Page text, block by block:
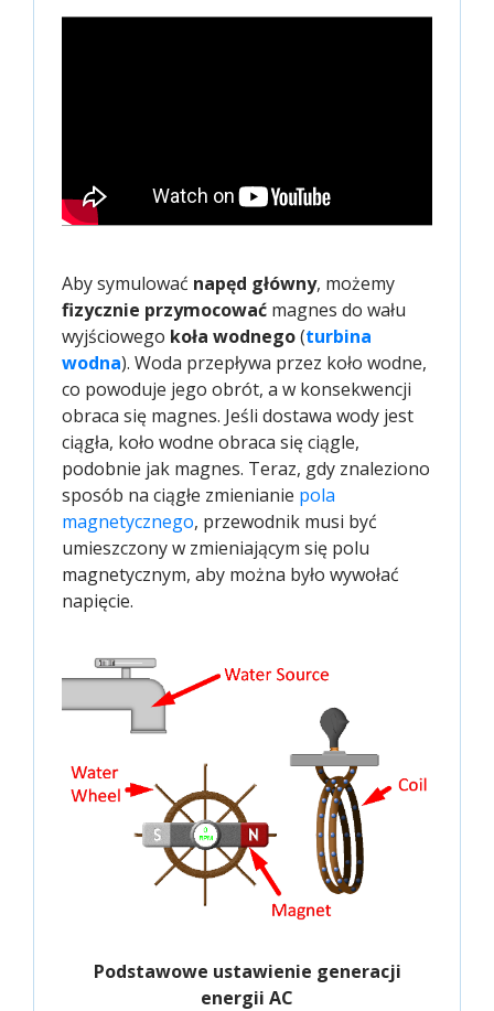
Aby symulować napęd główny, możemy
fizycznie przymocować magnes do wału
wyjściowego koła wodnego(turbina
wodna). Woda przepływa przez koło wodne,
co powoduje jego obrót, a w konsekwencji
obraca się magnes. Jeśli dostawa wody jest
ciągła, koło wodne obraca się ciągle,
podobnie jak magnes. Teraz, gdy znaleziono
sposób na ciągłe zmienianie pola
magnetycznego, przewodnik musi być
umieszczony w zmieniającym się polu
magnetycznym, aby można było wywołać
napięcie.
Podstawowe ustawienie generacji
energii AC